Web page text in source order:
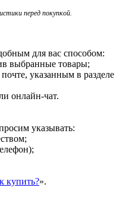
перед покупкой.
для вас способом:
выбранные товары;
указанным в разделе
онлайн-чат.
указывать:
купить?».